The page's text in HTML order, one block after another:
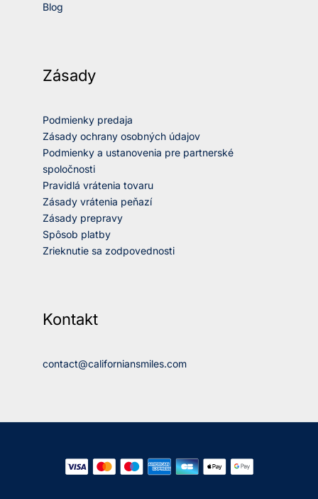
Blog
Zásady
Podmienky predaja
Zásady ochrany osobných údajov
Podmienky a ustanovenia pre partnerské
spoločnosti
Pravidlá vrátenia tovaru
Zásady vrátenia peňazí
Zásady prepravy
Spôsob platby
Zrieknutie sa zodpovednosti
Kontakt
contact@californiansmiles.com